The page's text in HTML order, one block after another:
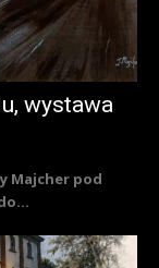
wystawa
Majcher pod